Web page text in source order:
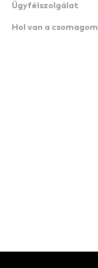
Ügyfélszolgálat
Hol van a csomagom